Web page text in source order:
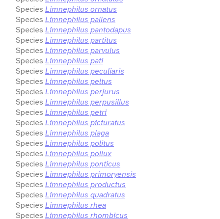
Species Limnephilus ornatus
Species Limnephilus pallens
Species Limnephilus pantodapus
Species Limnephilus partitus
Species Limnephilus parvulus
Species Limnephilus pati
Species Limnephilus peculiaris
Species Limnephilus peltus
Species Limnephilus perjurus
Species Limnephilus perpusillus
Species Limnephilus petri
Species Limnephilus picturatus
Species Limnephilus plaga
Species Limnephilus politus
Species Limnephilus pollux
Species Limnephilus ponticus
Species Limnephilus primoryensis
Species Limnephilus productus
Species Limnephilus quadratus
Species Limnephilus rhea
Species Limnephilus rhombicus